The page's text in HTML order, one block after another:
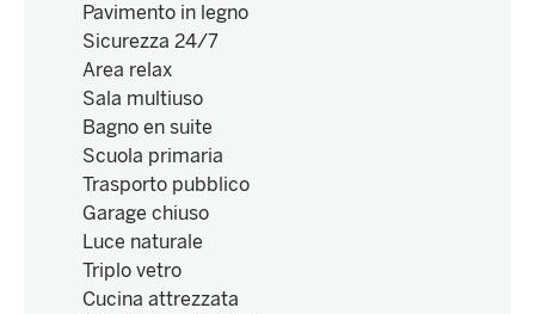
Pavimento in legno
Sicurezza 24/7
Area relax
Sala multiuso
Bagno en suite
Scuola primaria
Trasporto pubblico
Garage chiuso
Luce naturale
Triplo vetro
Cucina attrezzata